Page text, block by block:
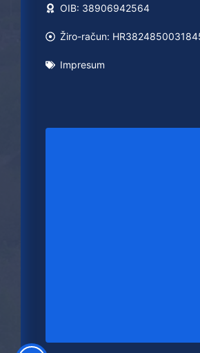
OIB: 38906942564
Žiro-račun:
Impresum